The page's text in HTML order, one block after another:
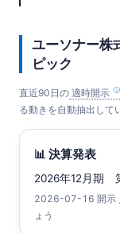
ユーソナー株
ピック
直近90日の 適時開示
る動きを自動抽出して
📊 決算発表
2026年12月期
2026-07-16 開示
ょう